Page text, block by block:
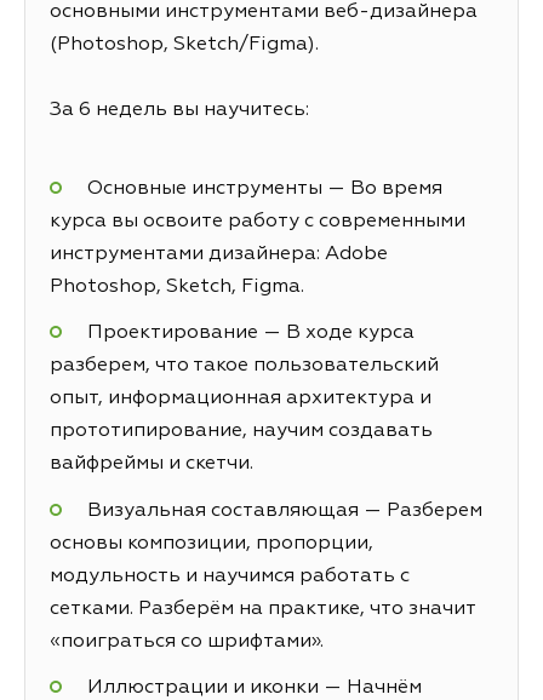
основными инструментами веб-дизайнера
(Photoshop, Sketch/Figma).
За 6 недель вы научитесь:
Основные инструменты — Во время
курса вы освоите работу с современными
инструментами дизайнера: Adobe
Photoshop, Sketch, Figma.
Проектирование — В ходе курса
разберем, что такое пользовательский
опыт, информационная архитектура и
прототипирование, научим создавать
вайфреймы и скетчи.
Визуальная составляющая — Разберем
основы композиции, пропорции,
модульность и научимся работать с
сетками. Разберём на практике, что значит
«поиграться со шрифтами».
Иллюстрации и иконки — Начнём